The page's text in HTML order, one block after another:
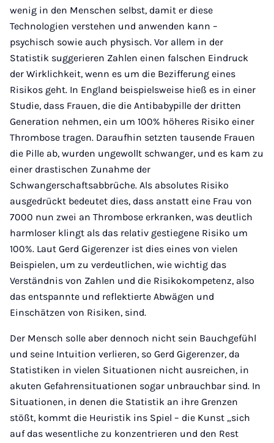
wenig in den Menschen selbst, damit er diese
Technologien verstehen und anwenden kann –
psychisch sowie auch physisch. Vor allem in der
Statistik suggerieren Zahlen einen falschen Eindruck
der Wirklichkeit, wenn es um die Bezifferung eines
Risikos geht. In England beispielsweise hieß es in einer
Studie, dass Frauen, die die Antibabypille der dritten
Generation nehmen, ein um 100% höheres Risiko einer
Thrombose tragen. Daraufhin setzten tausende Frauen
die Pille ab, wurden ungewollt schwanger, und es kam zu
einer drastischen Zunahme der
Schwangerschaftsabbrüche. Als absolutes Risiko
ausgedrückt bedeutet dies, dass anstatt eine Frau von
7000 nun zwei an Thrombose erkranken, was deutlich
harmloser klingt als das relativ gestiegene Risiko um
100%. Laut Gerd Gigerenzer ist dies eines von vielen
Beispielen, um zu verdeutlichen, wie wichtig das
Verständnis von Zahlen und die Risikokompetenz, also
das entspannte und reflektierte Abwägen und
Einschätzen von Risiken, sind.
Der Mensch solle aber dennoch nicht sein Bauchgefühl
und seine Intuition verlieren, so Gerd Gigerenzer, da
Statistiken in vielen Situationen nicht ausreichen, in
akuten Gefahrensituationen sogar unbrauchbar sind. In
Situationen, in denen die Statistik an ihre Grenzen
stößt, kommt die Heuristik ins Spiel – die Kunst „sich
auf das wesentliche zu konzentrieren und den Rest